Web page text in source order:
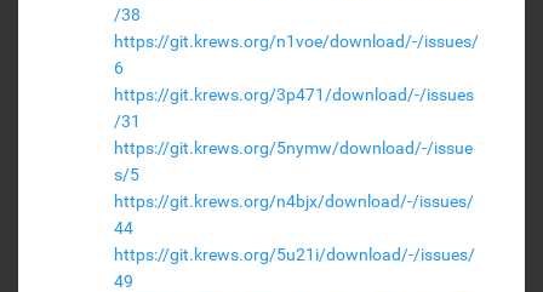
/38
https://git.krews.org/n1voe/download/-/issues/
6
https://git.krews.org/3p471/download/-/issues
/31
https://git.krews.org/5nymw/download/-/issue
s/5
https://git.krews.org/n4bjx/download/-/issues/
44
https://git.krews.org/5u21i/download/-/issues/
49